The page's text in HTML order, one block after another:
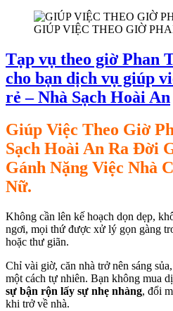
panel
satın al
panel
panel
panel
panel
panel
panel
panel
GIÚP VIỆC THEO GIỜ
Tạp vụ theo giờ Phan
cho bạn dịch vụ giúp
rẻ – Nhà Sạch Hoài An
Giúp Việc Theo Giờ
Sạch Hoài An Ra Đời
Gánh Nặng Việc Nhà
Nữ.
Không cần lên kế hoạch dọn dẹp,
ngơi, mọi thứ được xử lý gọn gàng
hoặc thư giãn.
Chỉ vài giờ, căn nhà trở nên sáng
một cách tự nhiên. Bạn không mua
sự bận rộn lấy sự nhẹ nhàng, đổi
khi trở về nhà.